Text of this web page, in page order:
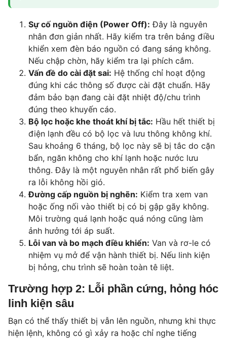
Sự cố nguồn điện (Power Off): Đây là nguyên
nhân đơn giản nhất. Hãy kiểm tra trên bảng điều
khiển xem đèn báo nguồn có đang sáng không.
Nếu chập chờn, hãy kiểm tra lại phích cắm.
Vấn đề do cài đặt sai: Hệ thống chỉ hoạt động
đúng khi các thông số được cài đặt chuẩn. Hãy
đảm bảo bạn đang cài đặt nhiệt độ/chu trình
đúng theo khuyến cáo.
Bộ lọc hoặc khe thoát khí bị tắc: Hầu hết thiết bị
điện lạnh đều có bộ lọc và lưu thông không khí.
Sau khoảng 6 tháng, bộ lọc này sẽ bị tắc do cặn
bẩn, ngăn không cho khí lạnh hoặc nước lưu
thông. Đây là một nguyên nhân rất phổ biến gây
ra lỗi không hồi gió.
Đường cấp nguồn bị nghẽn: Kiểm tra xem van
hoặc ống nối vào thiết bị có bị gập gãy không.
Môi trường quá lạnh hoặc quá nóng cũng làm
ảnh hưởng tới áp suất.
Lỗi van và bo mạch điều khiển: Van và rơ-le có
nhiệm vụ mở để vận hành thiết bị. Nếu linh kiện
bị hỏng, chu trình sẽ hoàn toàn tê liệt.
Trường hợp 2: Lỗi phần cứng, hỏng hóc
linh kiện sâu
Bạn có thể thấy thiết bị vẫn lên nguồn, nhưng khi thực
hiện lệnh, không có gì xảy ra hoặc chỉ nghe tiếng